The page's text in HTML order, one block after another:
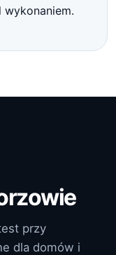
przy
dla domów i